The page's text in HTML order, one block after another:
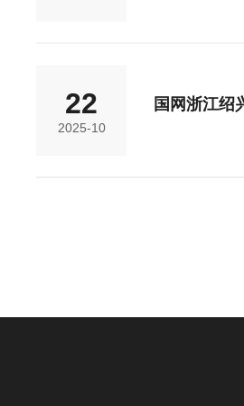
22
2025-10
国网浙江绍